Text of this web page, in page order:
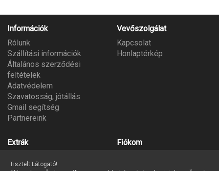
Információk
Rólunk
Szállítási információk
Általános szerződési
feltételek
Adatvédelem
Szavatosság, jótállás
Gmail segítség
Partnereink
Vevőszolgálat
Kapcsolat
Honlaptérkép
Extrák
Ajándék utalvány
Fiókom
Tisztelt Látogató!